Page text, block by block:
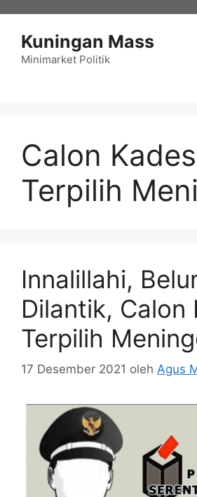
Kuningan Mass
Minimarket Politik
Calon Kades
Terpilih
Innalillahi,
Dilantik, Calon
Terpilih
17 Desember 2021 oleh Agus